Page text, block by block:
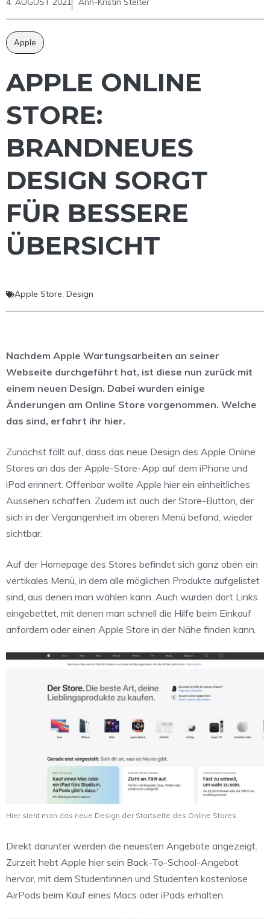
Apple
APPLE ONLINE
STORE:
BRANDNEUES
DESIGN SORGT
FÜR BESSERE
ÜBERSICHT
Apple Store, Design
Nachdem Apple Wartungsarbeiten an seiner
Webseite durchgeführt hat, ist diese nun zurück mit
einem neuen Design. Dabei wurden einige
Änderungen am Online Store vorgenommen. Welche
das sind, erfahrt ihr hier.
Zunächst fällt auf, dass das neue Design des Apple Online
Stores an das der Apple-Store-App auf dem iPhone und
iPad erinnert. Offenbar wollte Apple hier ein einheitliches
Aussehen schaffen. Zudem ist auch der Store-Button, der
sich in der Vergangenheit im oberen Menü befand, wieder
sichtbar.
Auf der Homepage des Stores befindet sich ganz oben ein
vertikales Menü, in dem alle möglichen Produkte aufgelistet
sind, aus denen man wählen kann. Auch wurden dort Links
eingebettet, mit denen man schnell die Hilfe beim Einkauf
anfordern oder einen Apple Store in der Nähe finden kann.
Hier sieht man das neue Design der Startseite des Online Stores.
Direkt darunter werden die neuesten Angebote angezeigt.
Zurzeit hebt Apple hier sein Back-To-School-Angebot
hervor, mit dem Studentinnen und Studenten kostenlose
AirPods beim Kauf eines Macs oder iPads erhalten.